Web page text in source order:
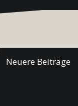
Neuere Beiträge